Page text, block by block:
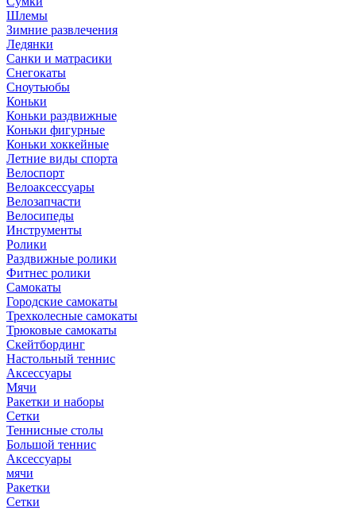
Шлемы
Зимние развлечения
Ледянки
Санки и матрасики
Снегокаты
Сноутьюбы
Коньки
Коньки раздвижные
Коньки фигурные
Коньки хоккейные
Летние виды спорта
Велоспорт
Велоаксессуары
Велозапчасти
Велосипеды
Инструменты
Ролики
Раздвижные ролики
Фитнес ролики
Самокаты
Городские самокаты
Трехколесные самокаты
Трюковые самокаты
Скейтбординг
Настольный теннис
Аксессуары
Мячи
Ракетки и наборы
Сетки
Теннисные столы
Большой теннис
Аксессуары
мячи
Ракетки
Сетки